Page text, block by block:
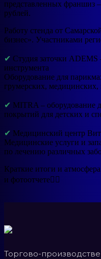
представленных франшиз
рублей.
Работу стенда от
бизнес». Участниками
✔ Студия заточки ADEMS
инструмента
Оборудование для
грумерских,
✔ MITRA – оборудование
покрытий для детских и
✔ Медицинский центр
Медицинские услуги и
по лечению различных
Краткие итоги и
и фотоотчете👇🏻
Торгово-